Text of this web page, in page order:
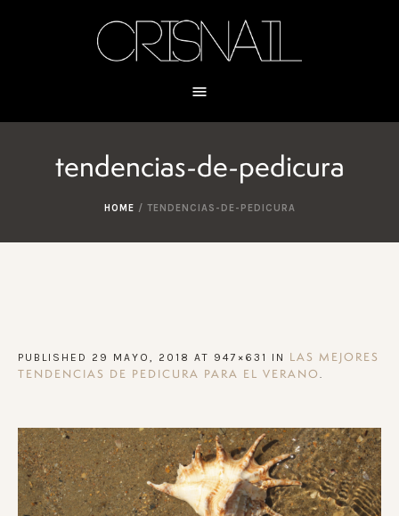
tendencias-de-pedicura
HOME / TENDENCIAS-DE-PEDICURA
PUBLISHED 29 MAYO, 2018 AT 947×631 IN
LAS MEJORES
TENDENCIAS DE PEDICURA PARA EL VERANO .